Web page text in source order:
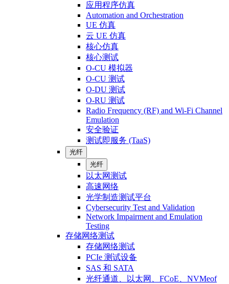
应用程序仿真
Automation and Orchestration
UE 仿真
云 UE 仿真
核心仿真
核心测试
O-CU 模拟器
O-CU 测试
O-DU 测试
O-RU 测试
Radio Frequency (RF) and Wi-Fi Channel
Emulation
安全验证
测试即服务 (TaaS)
光纤
光纤
以太网测试
高速网络
光学制造测试平台
Cybersecurity Test and Validation
Network Impairment and Emulation
Testing
存储网络测试
存储网络测试
PCIe 测试设备
SAS 和 SATA
光纤通道、以太网、FCoE、NVMeof